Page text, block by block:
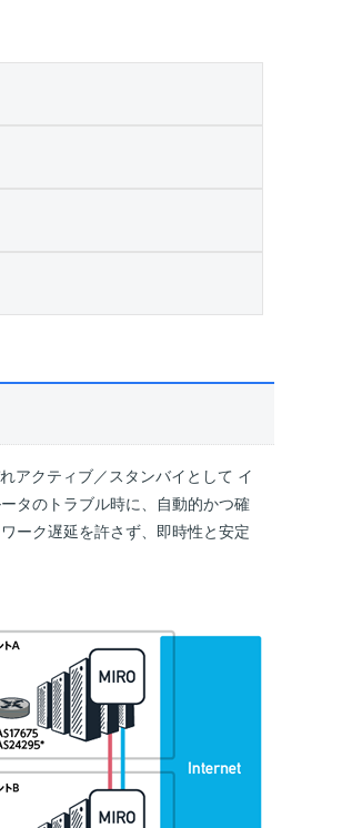
アクティブ／スタンバイとして イ
タのトラブル時に、自動的かつ確
ーク遅延を許さず、即時性と安定